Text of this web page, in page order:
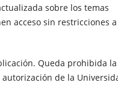
sobre los temas
acceso sin restricciones a
Queda prohibida la
de la